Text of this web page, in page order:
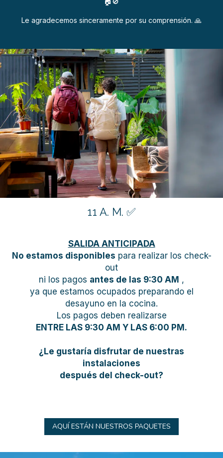
Le agradecemos sinceramente por su comprensión. 🙏
11 A. M. ✅
SALIDA ANTICIPADA
No estamos disponibles para realizar los check-
out
ni los pagos antes de las 9:30 AM ,
ya que estamos ocupados preparando el
desayuno en la cocina.
Los pagos deben realizarse
ENTRE LAS 9:30 AM Y LAS 6:00 PM.
¿Le gustaría disfrutar de nuestras
instalaciones
después del check-out?
AQUÍ ESTÁN NUESTROS PAQUETES